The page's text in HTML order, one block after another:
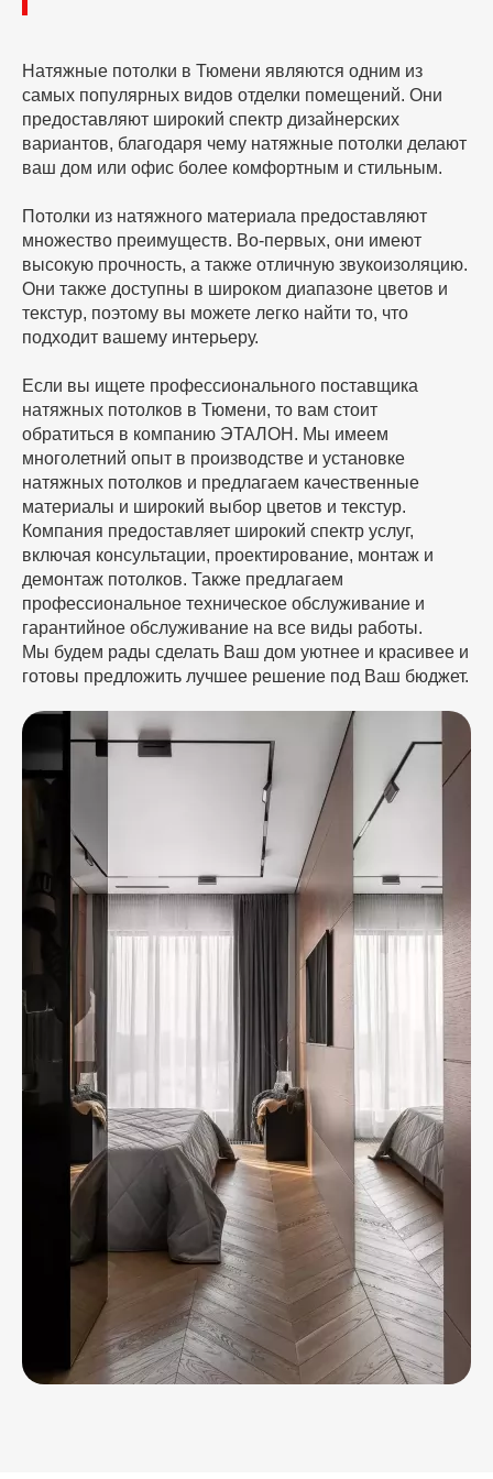
Натяжные потолки в Тюмени являются одним из
самых популярных видов отделки помещений. Они
предоставляют широкий спектр дизайнерских
вариантов, благодаря чему натяжные потолки делают
ваш дом или офис более комфортным и стильным.
Потолки из натяжного материала предоставляют
множество преимуществ. Во-первых, они имеют
высокую прочность, а также отличную звукоизоляцию.
Они также доступны в широком диапазоне цветов и
текстур, поэтому вы можете легко найти то, что
подходит вашему интерьеру.
Если вы ищете профессионального поставщика
натяжных потолков в Тюмени, то вам стоит
обратиться в компанию ЭТАЛОН. Мы имеем
многолетний опыт в производстве и установке
натяжных потолков и предлагаем качественные
материалы и широкий выбор цветов и текстур.
Компания предоставляет широкий спектр услуг,
включая консультации, проектирование, монтаж и
демонтаж потолков. Также предлагаем
профессиональное техническое обслуживание и
гарантийное обслуживание на все виды работы.
Мы будем рады сделать Ваш дом уютнее и красивее и
готовы предложить лучшее решение под Ваш бюджет.